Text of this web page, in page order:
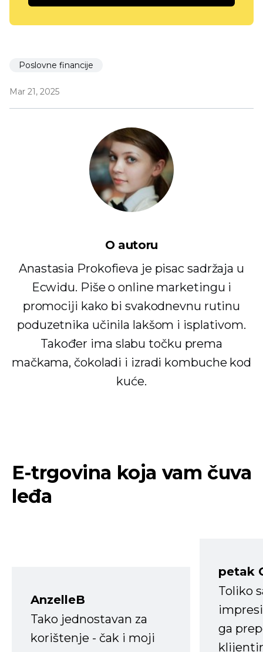
Poslovne financije
Mar 21, 2025
O autoru
Anastasia Prokofieva je pisac sadržaja u
Ecwidu. Piše o online marketingu i
promociji kako bi svakodnevnu rutinu
poduzetnika učinila lakšom i isplativom.
Također ima slabu točku prema
mačkama, čokoladi i izradi kombuche kod
kuće.
E-trgovina koja vam čuva
leđa
AnzelleB
Tako jednostavan za
korištenje - čak i moji
petak
Toliko
ga